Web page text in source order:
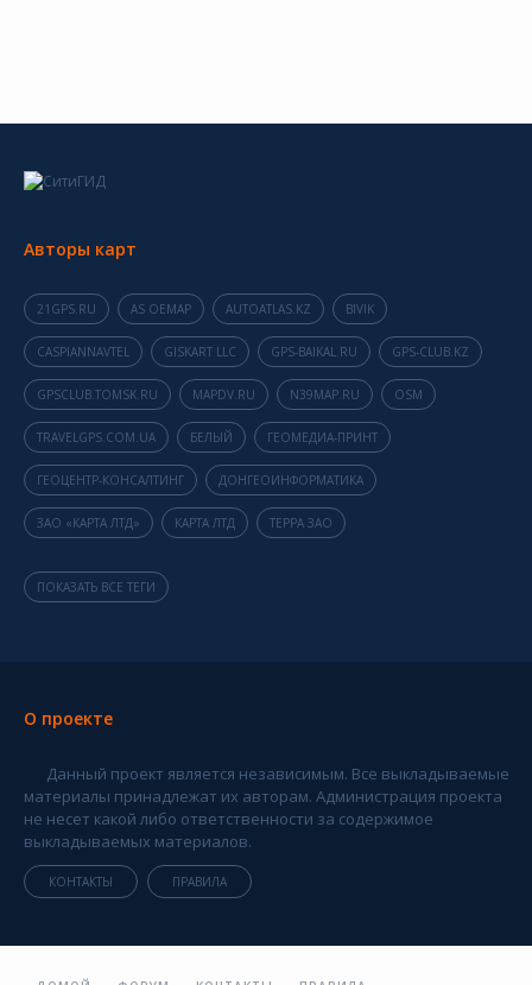
Авторы карт
21GPS.RU AS OEMAP AUTOATLAS.KZ BIVIK
CASPIANNAVTEL GISKART LLC GPS-BAIKAL.RU GPS-CLUB.KZ
GPSCLUB.TOMSK.RU MAPDV.RU N39MAP.RU OSM
TRAVELGPS.COM.UA БЕЛЫЙ ГЕОМЕДИА-ПРИНТ
ГЕОЦЕНТР-КОНСАЛТИНГ ДОНГЕОИНФОРМАТИКА
ЗАО «КАРТА ЛТД» КАРТА ЛТД ТЕРРА ЗАО
ПОКАЗАТЬ ВСЕ ТЕГИ
О проекте
Данный проект является независимым. Все выкладываемые
материалы принадлежат их авторам. Администрация проекта
не несет какой либо ответственности за содержимое
выкладываемых материалов.
КОНТАКТЫ ПРАВИЛА